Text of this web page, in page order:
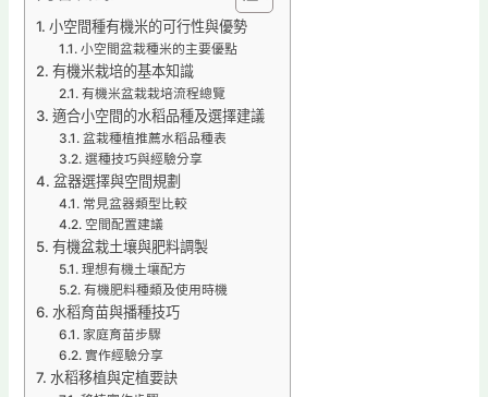
小空間種有機米的可行性與優勢
小空間盆栽種米的主要優點
有機米栽培的基本知識
有機米盆栽栽培流程總覽
適合小空間的水稻品種及選擇建議
盆栽種植推薦水稻品種表
選種技巧與經驗分享
盆器選擇與空間規劃
常見盆器類型比較
空間配置建議
有機盆栽土壤與肥料調製
理想有機土壤配方
有機肥料種類及使用時機
水稻育苗與播種技巧
家庭育苗步驟
實作經驗分享
水稻移植與定植要訣